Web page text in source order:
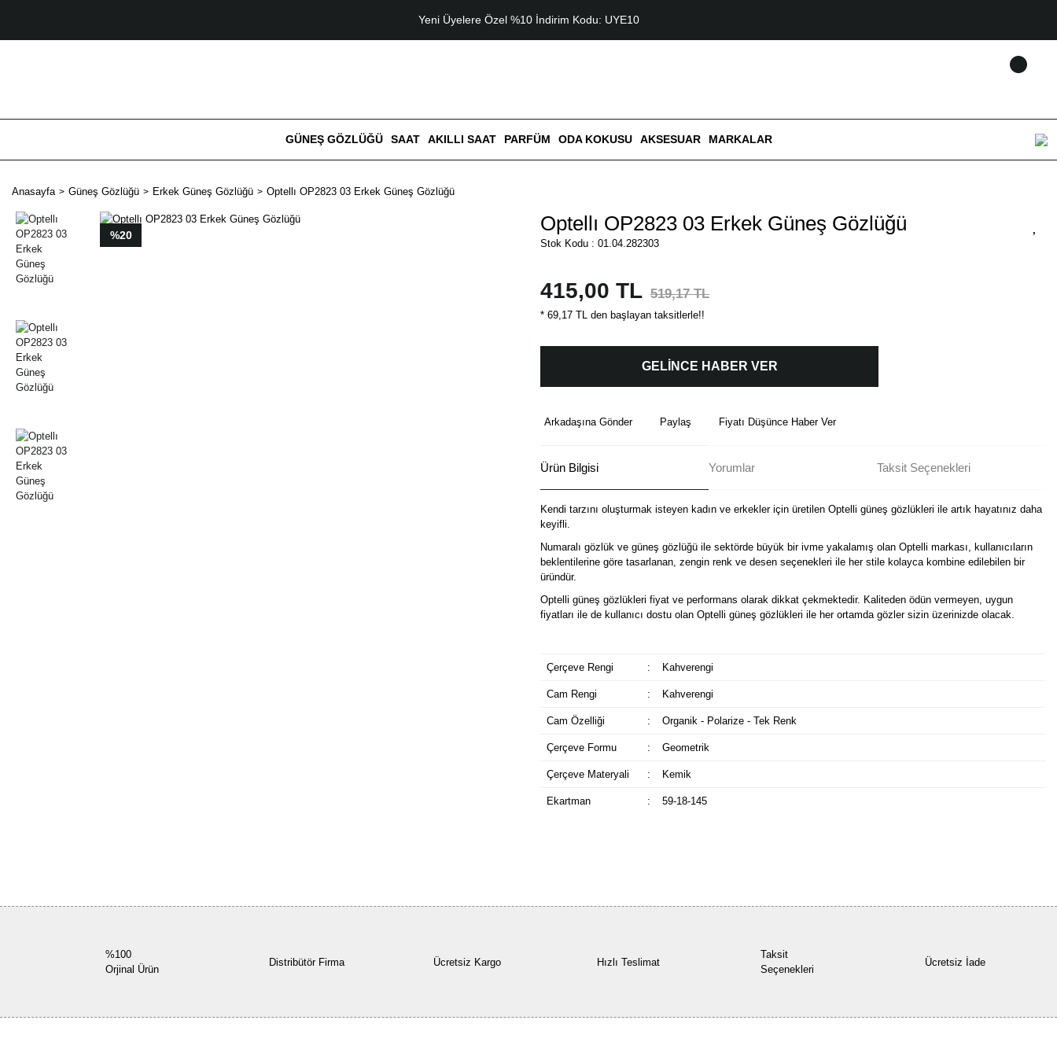
Yeni Üyelere Özel %10 İndirim Kodu: UYE10
GÜNEŞ GÖZLÜĞÜ SAAT AKILLI SAAT PARFÜM ODA KOKUSU AKSESUAR MARKALAR
Anasayfa Güneş Gözlüğü Erkek Güneş Gözlüğü Optellı OP2823 03 Erkek Güneş Gözlüğü
%20 Optellı OP2823 03 Erkek Güneş Gözlüğü
Stok Kodu : 01.04.282303
415,00 TL 519,17 TL
* 69,17 TL den başlayan taksitlerle!!
GELİNCE HABER VER
Arkadaşına Gönder Paylaş Fiyatı Düşünce Haber Ver
Ürün Bilgisi Yorumlar Taksit Seçenekleri
Kendi tarzını oluşturmak isteyen kadın ve erkekler için üretilen Optelli güneş gözlükleri ile artık hayatınız daha
keyifli.
Numaralı gözlük ve güneş gözlüğü ile sektörde büyük bir ivme yakalamış olan Optelli markası, kullanıcıların
beklentilerine göre tasarlanan, zengin renk ve desen seçenekleri ile her stile kolayca kombine edilebilen bir
üründür.
Optelli güneş gözlükleri fiyat ve performans olarak dikkat çekmektedir. Kaliteden ödün vermeyen, uygun
fiyatları ile de kullanıcı dostu olan Optelli güneş gözlükleri ile her ortamda gözler sizin üzerinizde olacak.
Çerçeve Rengi : Kahverengi
Cam Rengi : Kahverengi
Cam Özelliği : Organik - Polarize - Tek Renk
Çerçeve Formu : Geometrik
Çerçeve Materyali : Kemik
Ekartman : 59-18-145
%100
Orjinal Ürün
Distribütör Firma Ücretsiz Kargo Hızlı Teslimat
Taksit
Seçenekleri
Ücretsiz İade